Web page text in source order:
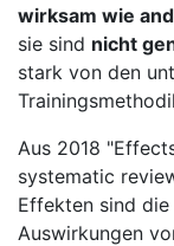
wirksam wie
sie sind nicht
stark von den
Aus 2018
systematic
Effekten sind
Auswirkungen